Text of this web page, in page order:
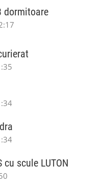
dormitoare
cu scule LUTON